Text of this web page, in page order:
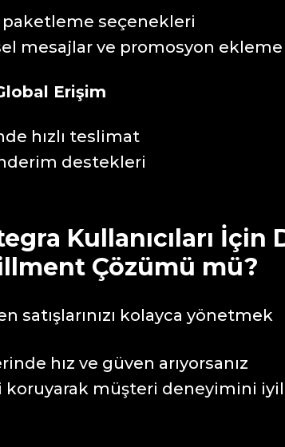
paketleme seçenekleri
mesajlar ve promosyon
Erişim
hızlı teslimat
destekleri
Kullanıcıları İçin
Çözümü mü?
satışlarınızı kolayca yönetmek
hız ve güven arıyorsanız
koruyarak müşteri deneyimini